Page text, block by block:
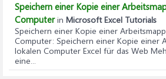
Speichern einer Kopie einer
Computerin Microsoft Excel Tutorials
Speichern einer Kopie einer
Computer: Speichern einer Kopie einer
lokalen Computer Excel für das Web
eine...